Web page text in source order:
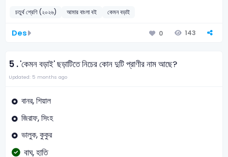
চতুর্থ শ্রেণি (২০২৬) আমার বাংলা বই কেমন বড়াই
Des 0 143
5 .'কেমন বড়াই' ছড়াটিতে নিচের কোন দুটি প্রাণীর নাম আছে?
Updated: 5 months ago
বানর, শিয়াল
জিরাফ, সিংহ
ভালুক, কুকুর
বাঘ, হাতি